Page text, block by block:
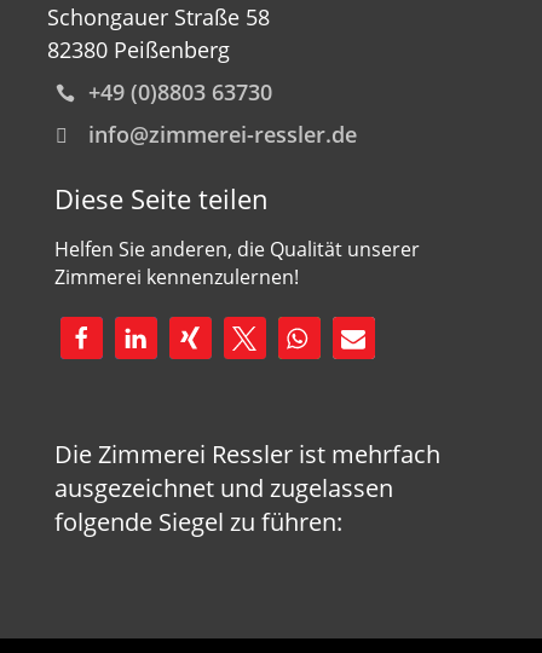
Schongauer Straße 58
82380 Peißenberg
 +49 (0)8803 63730
 info@zimmerei-ressler.de
Diese Seite teilen
Helfen Sie anderen, die Qualität unserer
Zimmerei kennenzulernen!
Die Zimmerei Ressler ist mehrfach
ausgezeichnet und zugelassen
folgende Siegel zu führen: